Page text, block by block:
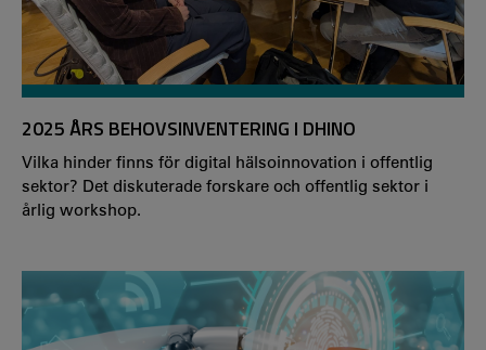
2025 ÅRS BEHOVSINVENTERING I DHINO
Vilka hinder finns för digital hälsoinnovation i offentlig
sektor? Det diskuterade forskare och offentlig sektor i
årlig workshop.